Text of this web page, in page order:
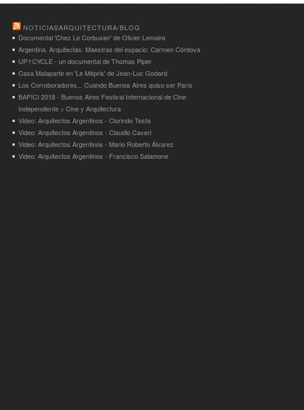
NOTICIASARQUITECTURA/BLOG
Documental 'Chez Le Corbusier' de Olivier Lemaire
Argentina. Arquitectas. Maestras del espacio: Carmen Córdova
UP↑CYCLE - un documental de Thomas Piper
Casa Malaparte en 'Le Mépris' de Jean-Luc Godard
Los Corroboradores... Cuando Buenos Aires quiso ser París
BAFICI 2018 - Buenos Aires Festival Internacional de Cine
Independiente > Cine y Arquitectura
Video: Arquitectos Argentinos - Clorindo Testa
Video: Arquitectos Argentinos - Claudio Caveri
Video: Arquitectos Argentinos - Mario Roberto Álvarez
Video: Arquitectos Argentinos - Francisco Salamone